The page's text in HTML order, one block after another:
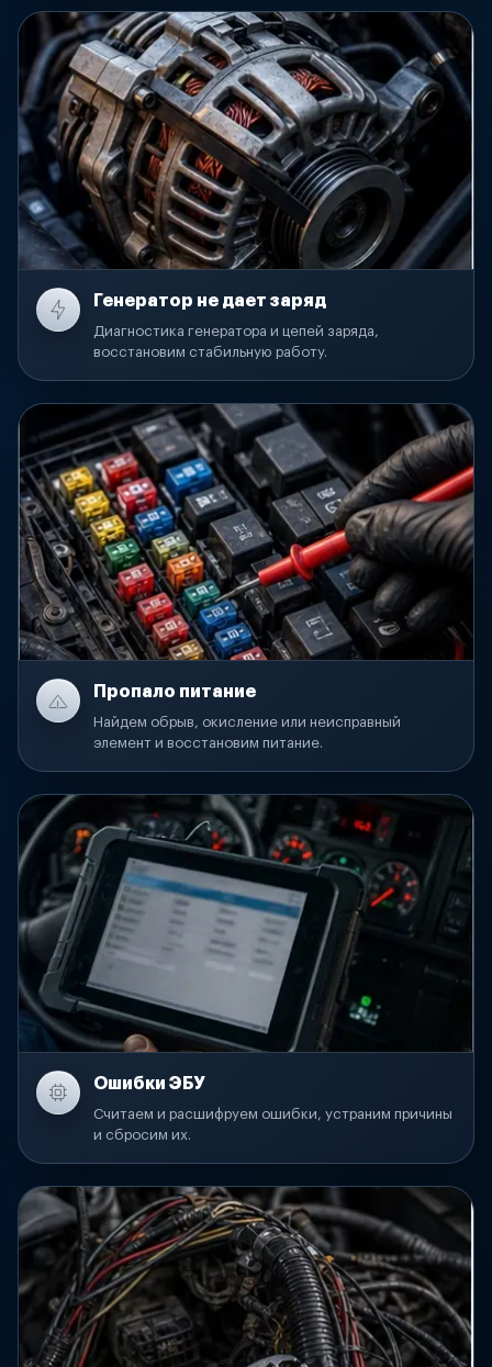
Генератор не дает заряд
Диагностика генератора и цепей заряда,
восстановим стабильную работу.
Пропало питание
Найдем обрыв, окисление или неисправный
элемент и восстановим питание.
Ошибки ЭБУ
Считаем и расшифруем ошибки, устраним причины
и сбросим их.